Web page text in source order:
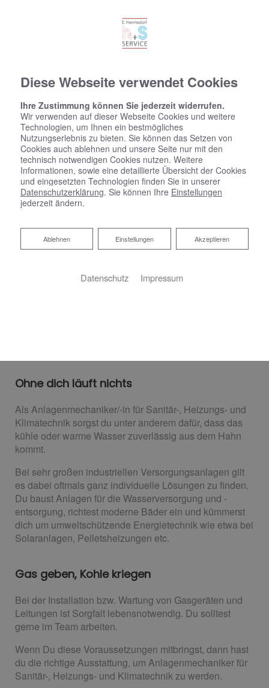
Ohne dich läuft nichts
Als Anlagenmechaniker/-in für Sanitär-, Heizungs- und
Klimatechnik sorgst du unter anderem dafür, dass das
kühle oder warme Wasser zuverlässig aus dem Hahn
kommt.
Bei sehr großen industriellen Versorgungsanlagen gilt
es dabei oftmals ganz individuelle Lösungen zu finden.
Du baust Anlagen für die Wasserversorgung und -
entsorgung, richtest moderne Bäder ein und kümmerst
dich um umweltschützende Energietechnik wie etwa bei
Solaranlagen, Pelletsheizungen etc.
Gas geben, Kohle kriegen
Bei der Installation bzw. Wartung von Gasgeräten und
Leitungen ist Sorgfalt lebensnotwendig. Du solltest
gerne im Team arbeiten.
Wenn Du diese Voraussetzungen mitbringst, dann hast
du die richtige Ausstattung, um Anlagenmechaniker für
Sanitär-, Heizungs- und Klimatechnik zu werden.
Diese Webseite verwendet Cookies
Ihre Zustimmung können Sie jederzeit widerrufen.
Wir verwenden auf dieser Webseite Cookies und weitere
Technologien, um Ihnen ein bestmögliches
Nutzungserlebnis zu bieten. Sie können das Setzen von
Cookies auch ablehnen und unsere Seite nur mit den
technisch notwendigen Cookies nutzen. Weitere
Informationen, sowie eine detaillierte Übersicht der Cookies
und eingesetzten Technologien finden Sie in unserer
Datenschutzerklärung. Sie können Ihre Einstellungen
jederzeit ändern.
Akzeptieren
Einstellungen
Ablehnen
Ablehnen
Datenschutz Impressum